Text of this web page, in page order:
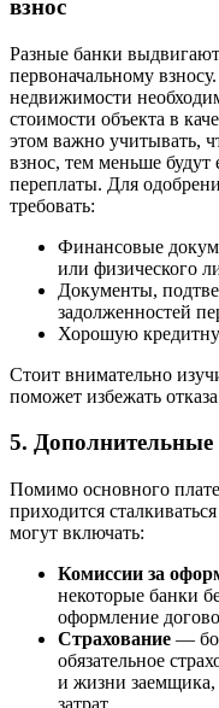
взнос
Разные банки
первоначальному
недвижимости
стоимости объекта в
этом важно учитывать,
взнос, тем меньше
переплаты. Для
требовать:
Финансовые
или физического
Документы,
задолженностей
Хорошую
Стоит внимательно
поможет избежать
5.
Помимо основного
приходится
могут включать:
Комиссии за
некоторые банки
оформление
Страхование —
обязательное
и жизни заемщика,
затрат.